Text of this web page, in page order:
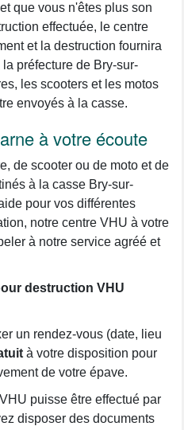
que vous n'êtes plus son
effectuée, le centre
et la destruction fournira
préfecture de Bry-sur-
les scooters et les motos
envoyés à la casse.
à votre écoute
de scooter ou de moto et de
à la casse Bry-sur-
pour vos différentes
notre centre VHU à votre
à notre service agréé et
destruction VHU
un rendez-vous (date, lieu
à votre disposition pour
de votre épave.
puisse être effectué par
disposer des documents